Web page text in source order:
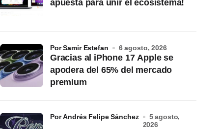
apuesta para unir el ecosistema!
Gracias al iPhone 17 Apple se
apodera del 65% del mercado
premium
por Samir Estefan 6 agosto, 2026
por Andrés Felipe Sánchez
5 agosto,
2026